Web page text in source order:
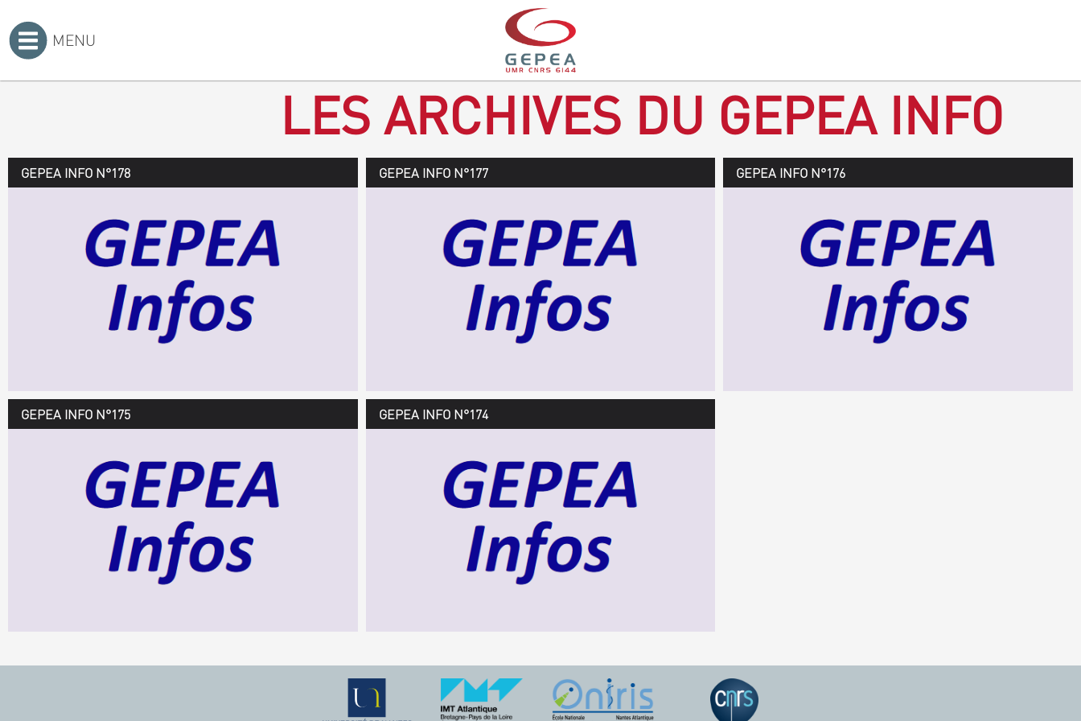
MENU
LES ARCHIVES DU GEPEA INFO
GEPEA INFO N°178
GEPEA Infos n°178
Novembre 2019 > janvier 2020
TÉLÉCHARGEZ LE GEPEA INFOS
GEPEA INFO N°177
GEPEA Infos n°177
Août > octobre 2019
TÉLÉCHARGEZ LE GEPEA INFOS
GEPEA INFO N°176
GEPEA INFO N°175
GEPEA Infos n°175
Décembre 2018 > février 2019
TÉLÉCHARGEZ LE GEPEA INFOS
GEPEA INFO N°174